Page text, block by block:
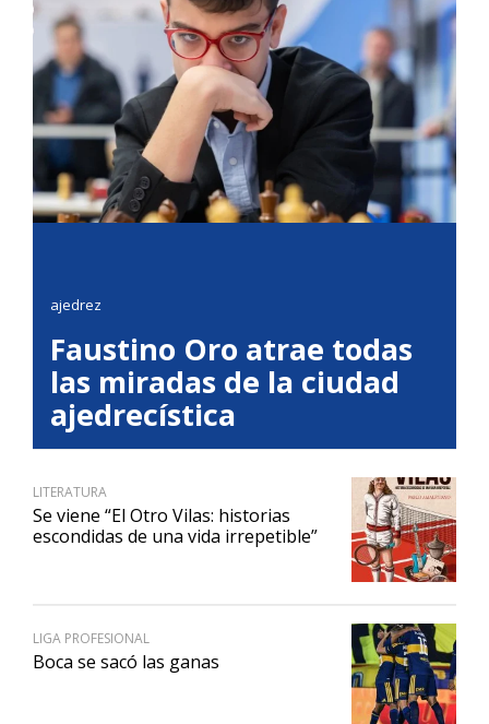
ajedrez
Faustino Oro atrae todas
las miradas de la ciudad
ajedrecística
LITERATURA
Se viene “El Otro Vilas: historias
escondidas de una vida irrepetible”
LIGA PROFESIONAL
Boca se sacó las ganas